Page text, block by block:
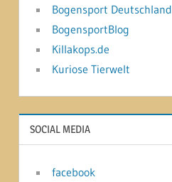
Bogensport Deutschland
BogensportBlog
Killakops.de
Kuriose Tierwelt
SOCIAL MEDIA
facebook